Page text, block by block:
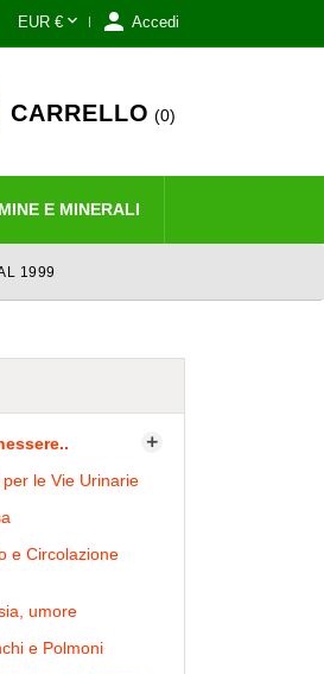
EUR €  Accedi
CARRELLO 0
E MINERALI
1999

le Vie Urinarie
e Circolazione
umore
e Polmoni